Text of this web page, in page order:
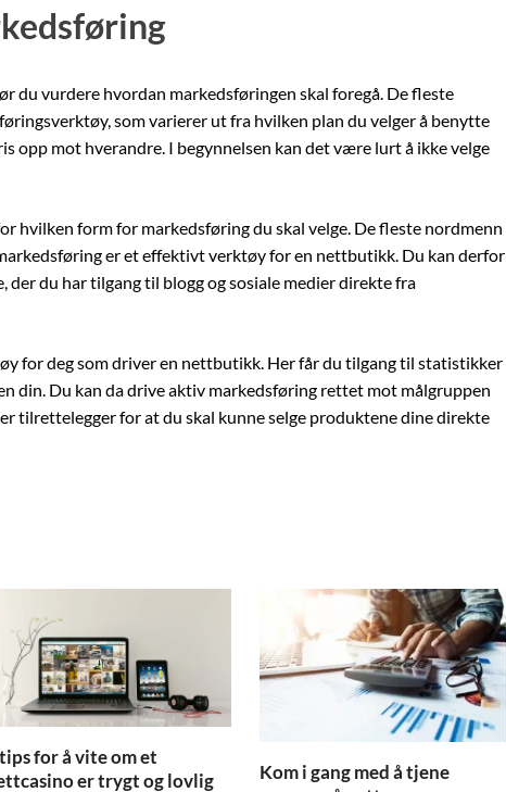
du vurdere hvordan markedsføringen skal foregå. De fleste
som varierer ut fra hvilken plan du velger å benytte
opp mot hverandre. I begynnelsen kan det være lurt å ikke velge
hvilken form for markedsføring du skal velge. De fleste nordmenn
er et effektivt verktøy for en nettbutikk. Du kan derfor
der du har tilgang til blogg og sosiale medier direkte fra
for deg som driver en nettbutikk. Her får du tilgang til statistikker
din. Du kan da drive aktiv markedsføring rettet mot målgruppen
tilrettelegger for at du skal kunne selge produktene dine direkte
for å vite om et
er trygt og lovlig
Kom i gang med å tjene